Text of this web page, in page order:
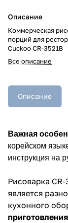
Описание
Коммерческая
порций для
Cuckoo CR-3521B
Все описание
Описание
Важная
корейском
инструкция на
Рисоварка CR-
является
кухонного